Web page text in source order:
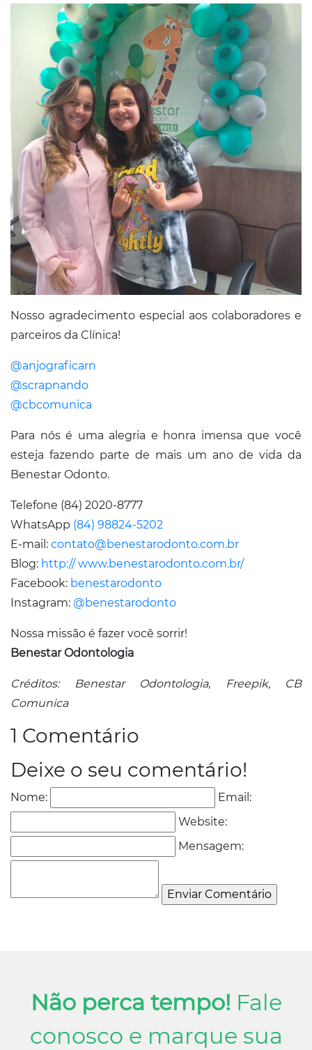
Nosso agradecimento especial aos colaboradores e
parceiros da Clínica!
@anjograficarn
@scrapnando
@cbcomunica
Para nós é uma alegria e honra imensa que você
esteja fazendo parte de mais um ano de vida da
Benestar Odonto.
Telefone (84) 2020-8777
WhatsApp (84) 98824-5202
E-mail: contato@benestarodonto.com.br
Blog: http:// www.benestarodonto.com.br/
Facebook: benestarodonto
Instagram: @benestarodonto
Nossa missão é fazer você sorrir!
Benestar Odontologia
Créditos: Benestar Odontologia,
Freepik, CB
Comunica
1 Comentário
Deixe o seu comentário!
Nome:
Email:
Website:
Mensagem:
Não perca tempo! Fale
conosco e marque sua